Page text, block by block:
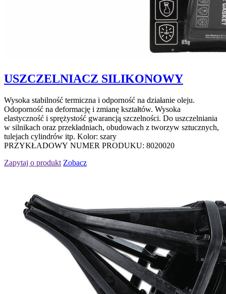
USZCZELNIACZ SILIKONOWY
Wysoka stabilność termiczna i odporność na działanie oleju.
Odoporność na deformację i zmianę kształtów. Wysoka
elastyczność i sprężystość gwarancją szczelności. Do uszczelniania
w silnikach oraz przekładniach, obudowach z tworzyw sztucznych,
tulejach cylindrów itp. Kolor: szary
PRZYKŁADOWY NUMER PRODUKU: 8020020
Zapytaj o produkt Zobacz